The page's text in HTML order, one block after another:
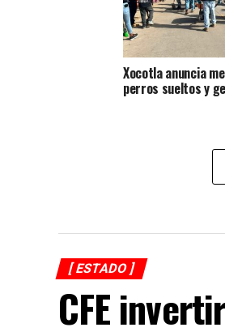
Xocotla anuncia
perros sueltos y
[ ESTADO ]
CFE